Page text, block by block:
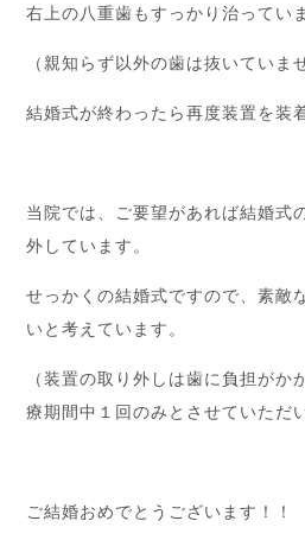
右上の八重歯もすっかり治ってい
（親知らず以外の歯は抜いていま
結婚式が終わったら再度装置を装
当院では、ご要望があれば結婚式
外しています。
せっかくの結婚式ですので、素敵
いと考えています。
（装置の取り外しは歯に負担がか
療期間中１回のみとさせていただ
ご結婚おめでとうございます！！